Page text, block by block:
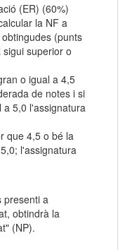
(ER) (60%)
la NF a
(punts
superior o
o igual a 4,5
de notes i si
a 5,0 l'assignatura
que 4,5 o bé la
l'assignatura
presenti a
obtindrà la
(NP).